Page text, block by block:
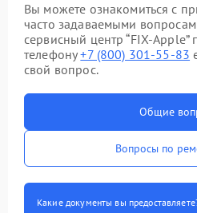
Вы можете ознакомиться с
часто задаваемыми
сервисный центр “FIX-
телефону+7 (800) 301-55-83
свой вопрос.
Общие
Вопросы по
Какие документы вы